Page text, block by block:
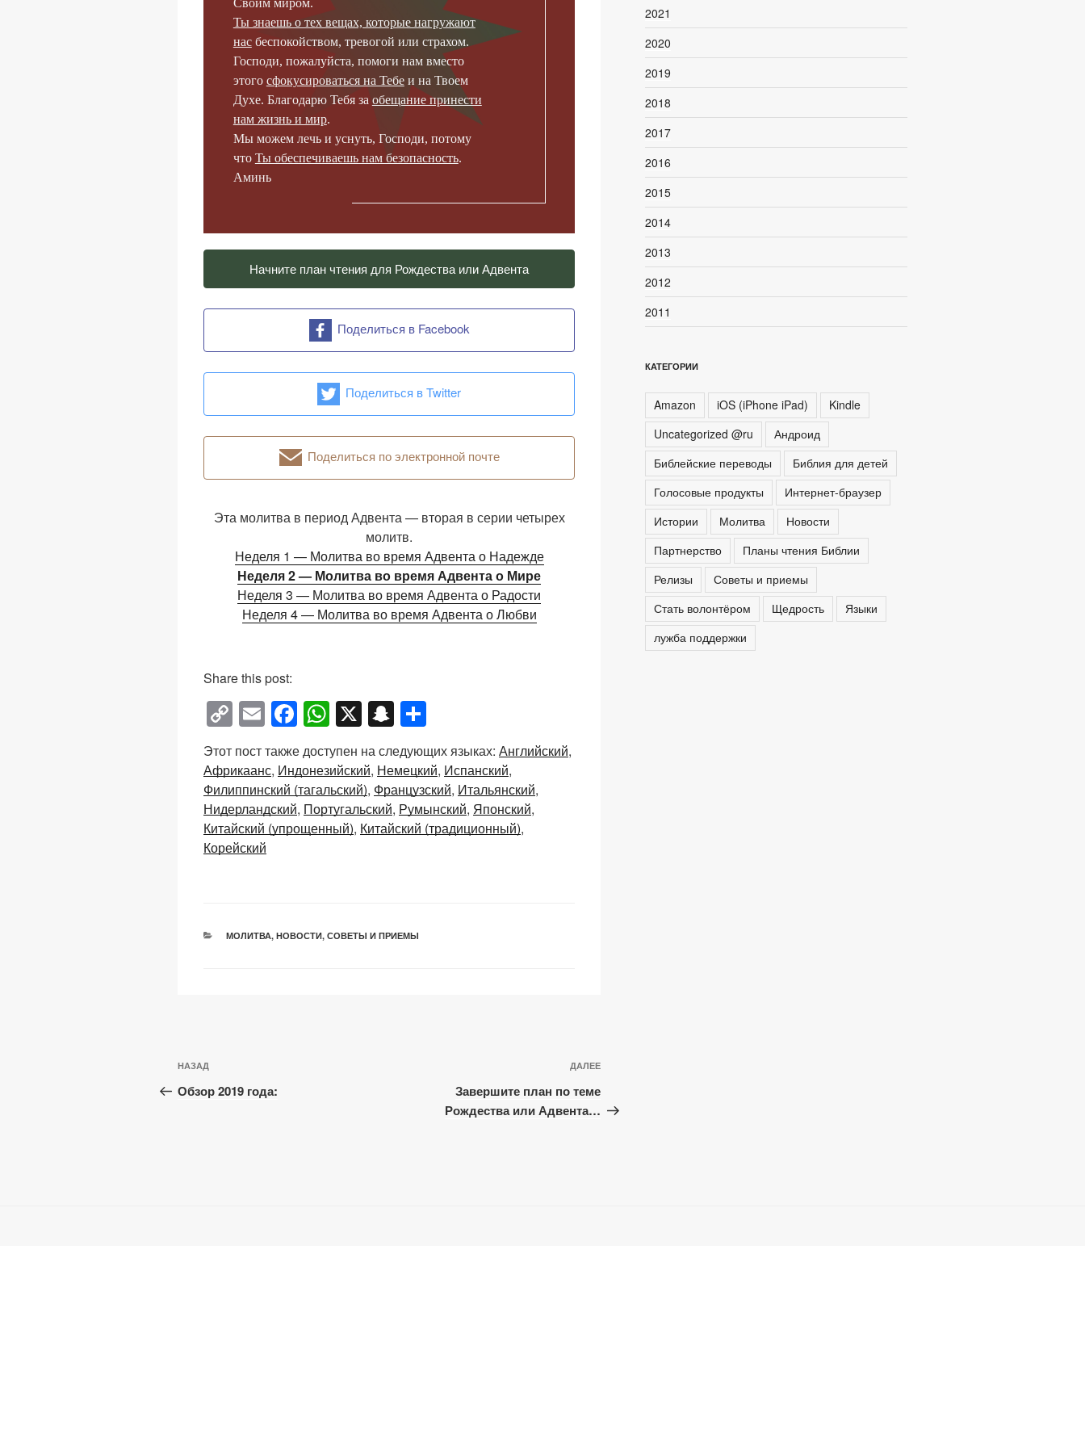
Своим миром.
Ты знаешь о тех вещах, которые нагружают
насбеспокойством, тревогой или страхом.
Господи, пожалуйста, помоги нам вместо
этого сфокусироваться на Тебеи на Твоем
Духе. Благодарю Тебя за обещание принести
нам жизнь и мир.
Мы можем лечь и уснуть, Господи, потому
что Ты обеспечиваешь нам безопасность.
Аминь
Начните план чтения для Рождества или Адвента
Поделиться в Facebook
Поделиться в Twitter
Поделиться по электронной почте
Эта молитва в период Адвента — вторая в серии четырех
молитв.
Неделя 1 — Молитва во время Адвента о Надежде
Неделя 2 — Молитва во время Адвента о Мире
Неделя 3 — Молитва во время Адвента о Радости
Неделя 4 — Молитва во время Адвента о Любви
Share this post:
C
o
p
y
Li
n
E
m
ail
F
a
c
e
b
o
W
h
at
s
A
p
X S
n
a
p
c
h
тп
р
а
в
и
Этот пост также доступен на следующих языках: Английский
Африкаанс Индонезийский Немецкий Испанский
Филиппинский (тагальский) Французский Итальянский
Нидерландский Португальский Румынский Японский
Китайский (упрощенный) Китайский (традиционный)
Корейский
РУБРИКИ
МОЛИТВА, НОВОСТИ, СОВЕТЫ И ПРИЕМЫ
Навигация
по
записям
Предыдущая
запись:
НАЗАД
Обзор 2019 года:
Следующая
запись
ДАЛЕЕ
Завершите план по теме
Рождества или Адвента…
2021
2020
2019
2018
2017
2016
2015
2014
2013
2012
2011
КАТЕГОРИИ
Amazon iOS (iPhone iPad)
Kindle
Uncategorized @ru
Андроид
Библейские переводы
Библия для детей
Голосовые продукты
Интернет-браузер
Истории
Молитва
Новости
Партнерство
Планы чтения Библии
Релизы
Советы и приемы
Стать волонтёром
Щедрость
Языки
лужба поддержки